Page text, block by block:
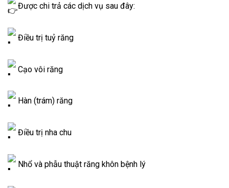
Được chi trả các dịch vụ sau đây:
Điều trị tuỷ răng
Cạo vôi răng
Hàn (trám) răng
Điều trị nha chu
Nhổ và phẫu thuật răng khôn bệnh lý